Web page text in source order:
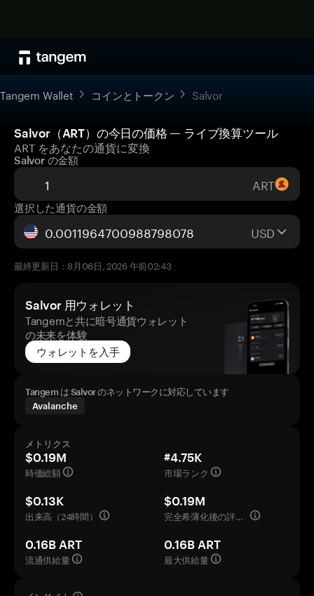
Tangem Wallet コインとトークン Salvor
Salvor（ART）の今日の価格 — ライブ換算ツール
ART をあなたの通貨に変換
Salvor の金額
ART
選択した通貨の金額
USD
最終更新日：8月06日, 2026 午前02:43
Salvor 用ウォレット
Tangemと共に暗号通貨ウォレット
の未来を体験
ウォレットを入手
Tangem は Salvor のネットワークに対応しています
Avalanche
メトリクス
$0.19M
時価総額
#4.75K
市場ランク
$0.13K
出来高（24時間）
$0.19M
完全希薄化後の評価額
0.16B ART
流通供給量
0.16B ART
最大供給量